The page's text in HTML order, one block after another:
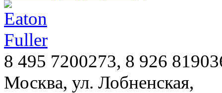
8 495 7200273, 8 926
Москва, ул. Лобненская,